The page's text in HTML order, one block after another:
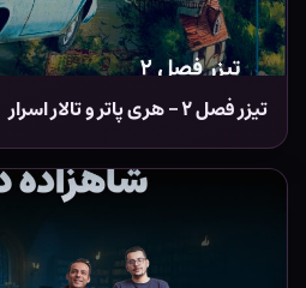
تیزر فصل ۲ – هری پاتر و تالار اسرار